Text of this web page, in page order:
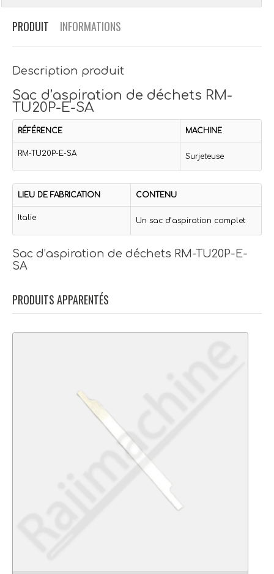
PRODUIT INFORMATIONS
Description produit
Sac d’aspiration de déchets RM-
TU20P-E-SA
RÉFÉRENCE MACHINE
RM-TU20P-E-SA Surjeteuse
LIEU DE FABRICATION CONTENU
Italie Un sac d’aspiration complet
Sac d’aspiration de déchets RM-TU20P-E-
SA
PRODUITS APPARENTÉS